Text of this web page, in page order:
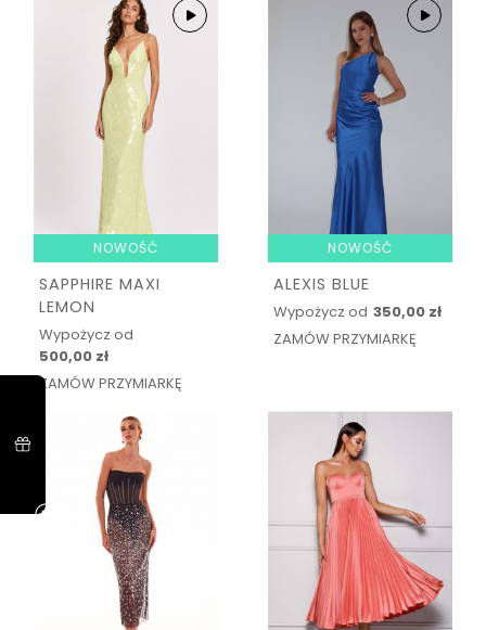
NOWOŚĆ
SAPPHIRE MAXI
LEMON
Wypożycz od
500,00 zł
ZAMÓW PRZYMIARKĘ
NOWOŚĆ
ALEXIS BLUE
Wypożycz od 350,00 zł
ZAMÓW PRZYMIARKĘ